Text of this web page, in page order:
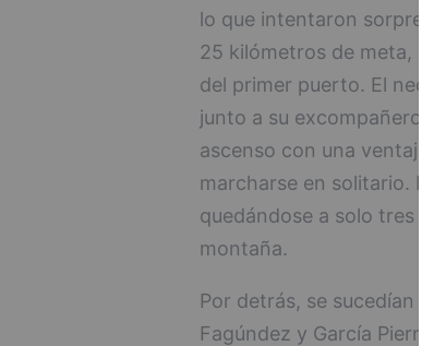
lo que intentaron
25 kilómetros de meta,
del primer puerto. El
junto a su excompañero
ascenso con una ventaja
marcharse en solitario.
quedándose a solo tres
montaña.
Por detrás, se sucedían
Fagúndez y García